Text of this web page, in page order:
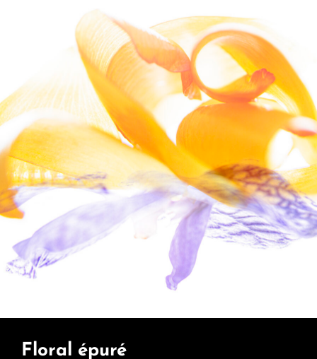
Floral épuré